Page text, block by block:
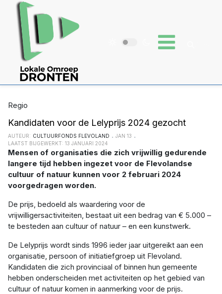
Regio
Kandidaten voor de Lelyprijs 2024 gezocht
AUTEUR: CULTUURFONDS FLEVOLAND
JAN 13
LAATST BIJGEWERKT: 13 JANUARI 2024
Mensen of organisaties die zich vrijwillig gedurende
langere tijd hebben ingezet voor de Flevolandse
cultuur of natuur kunnen voor 2 februari 2024
voorgedragen worden.
De prijs, bedoeld als waardering voor de
vrijwilligersactiviteiten, bestaat uit een bedrag van € 5.000 –
te besteden aan cultuur of natuur – en een kunstwerk.
De Lelyprijs wordt sinds 1996 ieder jaar uitgereikt aan een
organisatie, persoon of initiatiefgroep uit Flevoland.
Kandidaten die zich provinciaal of binnen hun gemeente
hebben onderscheiden met activiteiten op het gebied van
cultuur of natuur komen in aanmerking voor de prijs.